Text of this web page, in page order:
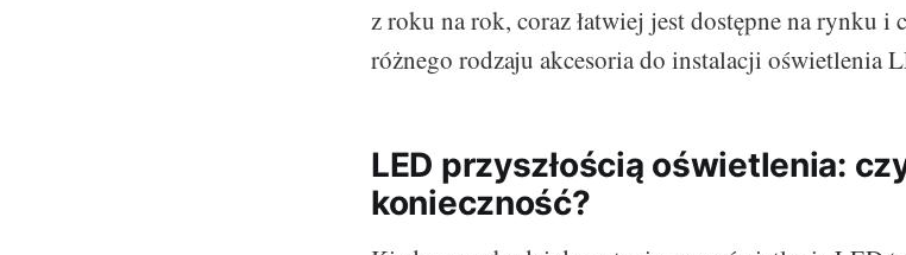
z roku na rok, coraz łatwiej jest dostępne na rynku i
różnego rodzaju akcesoria do instalacji oświetlenia
LED przyszłością oświetlenia:
konieczność?